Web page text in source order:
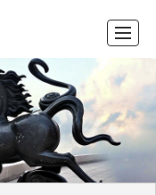
人才招聘 联系我们 LBS